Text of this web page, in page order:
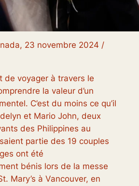
23 novembre 2024 /
de voyager à travers le
la valeur d’un
C’est du moins ce qu’il
et Mario John, deux
des Philippines au
partie des 19 couples
ont été
bénis lors de la messe
Mary’s à Vancouver, en